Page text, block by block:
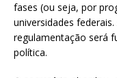
fases (ou seja, por
universidades
regulamentação será
política.